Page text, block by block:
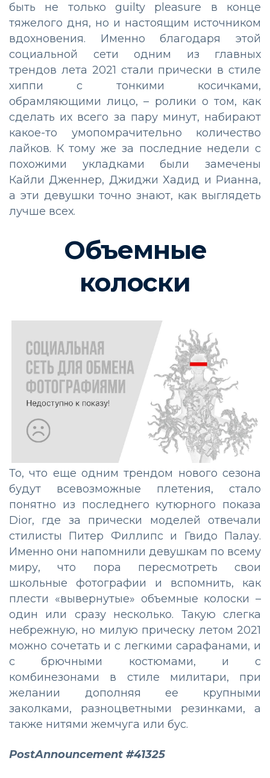
быть не только guilty pleasure в конце
тяжелого дня, но и настоящим источником
вдохновения. Именно благодаря этой
социальной сети одним из главных
трендов лета 2021 стали прически в стиле
хиппи с тонкими косичками,
обрамляющими лицо, – ролики о том, как
сделать их всего за пару минут, набирают
какое-то умопомрачительно количество
лайков. К тому же за последние недели с
похожими укладками были замечены
Кайли Дженнер, Джиджи Хадид и Рианна,
а эти девушки точно знают, как выглядеть
лучше всех.
Объемные
колоски
То, что еще одним трендом нового сезона
будут всевозможные плетения, стало
понятно из последнего кутюрного показа
Dior, где за прически моделей отвечали
стилисты Питер Филлипс и Гвидо Палау.
Именно они напомнили девушкам по всему
миру, что пора пересмотреть свои
школьные фотографии и вспомнить, как
плести «вывернутые» объемные колоски –
один или сразу несколько. Такую слегка
небрежную, но милую прическу летом 2021
можно сочетать и с легкими сарафанами, и
с брючными костюмами, и с
комбинезонами в стиле милитари, при
желании дополняя ее крупными
заколками, разноцветными резинками, а
также нитями жемчуга или бус.
PostAnnouncement #41325